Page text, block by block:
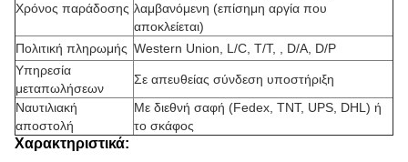
Χρόνος παράδοσης λαμβανόμενη (επίσημη αργία που
αποκλείεται)
Πολιτική πληρωμής Western Union, L/C, T/T, , D/A, D/P
Υπηρεσία
μεταπωλήσεων
Σε απευθείας σύνδεση υποστήριξη
Ναυτιλιακή
αποστολή
Με διεθνή σαφή (Fedex, TNT, UPS, DHL ) ή
το σκάφος
Χαρακτηριστικά: